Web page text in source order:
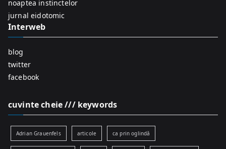
noaptea instinctelor
jurnal eidotomic
Interweb
blog
twitter
facebook
cuvinte cheie /// keywords
Adrian Grauenfels articole ca prin oglindă